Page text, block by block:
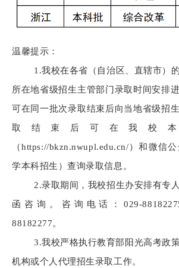
温馨提示：
1.我校在各省（自治区、直辖市）
所在地省级招生主管部门录取时间安排
可在同一批次录取结束后向当地省级招
取结束后可在我校
（https://bkzn.nwupl.edu.cn/）和微信
学本科招生）查询录取信息。
2.录取期间，我校招生办安排有专
函咨询。咨询电话：029-
88182277。
3.我校严格执行教育部阳光高考政
机构或个人代理招生录取工作。